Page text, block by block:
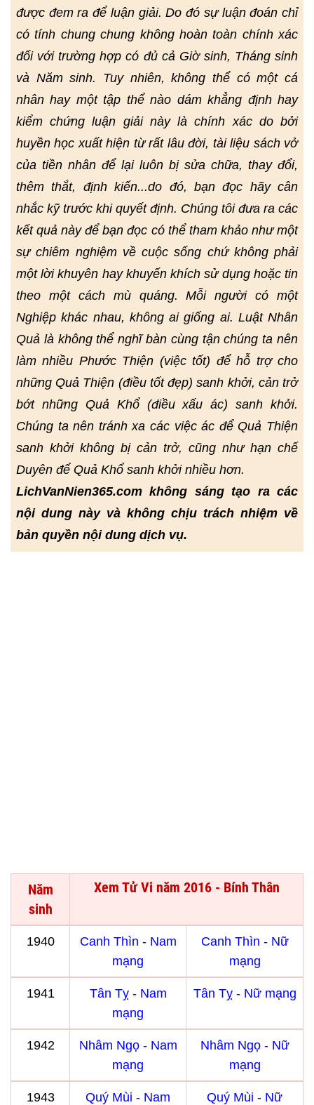
được đem ra để luận giải. Do đó sự luận đoán chỉ
có tính chung chung không hoàn toàn chính xác
đối với trường hợp có đủ cả Giờ sinh, Tháng sinh
và Năm sinh. Tuy nhiên, không thể có một cá
nhân hay một tập thể nào dám khẳng định hay
kiểm chứng luận giải này là chính xác do bởi
huyền học xuất hiện từ rất lâu đời, tài liệu sách vở
của tiền nhân để lại luôn bị sửa chữa, thay đổi,
thêm thắt, định kiến...do đó, bạn đọc hãy cân
nhắc kỹ trước khi quyết định. Chúng tôi đưa ra các
kết quả này để bạn đọc có thể tham khảo như một
sự chiêm nghiệm về cuộc sống chứ không phải
một lời khuyên hay khuyến khích sử dụng hoặc tin
theo một cách mù quáng. Mỗi người có một
Nghiệp khác nhau, không ai giống ai. Luật Nhân
Quả là không thể nghĩ bàn cùng tận chúng ta nên
làm nhiều Phước Thiện (việc tốt) để hỗ trợ cho
những Quả Thiện (điều tốt đẹp) sanh khởi, cản trở
bớt những Quả Khổ (điều xấu ác) sanh khởi.
Chúng ta nên tránh xa các việc ác để Quả Thiện
sanh khởi không bị cản trở, cũng như hạn chế
Duyên để Quả Khổ sanh khởi nhiều hơn.
LichVanNien365.com không sáng tạo ra các
nội dung này và không chịu trách nhiệm về
bản quyền nội dung dịch vụ.
Năm
sinh
Xem Tử Vi năm 2016 - Bính Thân
1940
Canh Thìn - Nam
mạng
Canh Thìn - Nữ
mạng
1941
Tân Tỵ - Nam
mạng
Tân Tỵ - Nữ mạng
1942
Nhâm Ngọ - Nam
mạng
Nhâm Ngọ - Nữ
mạng
1943
Quý Mùi - Nam
Quý Mùi - Nữ